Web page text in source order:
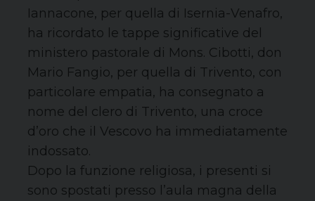
Iannacone, per quella di Isernia-Venafro,
ha ricordato le tappe significative del
ministero pastorale di Mons. Cibotti, don
Mario Fangio, per quella di Trivento, con
particolare empatia, ha consegnato a
nome del clero di Trivento, una croce
d’oro che il Vescovo ha immediatamente
indossato.
Dopo la funzione religiosa, i presenti si
sono spostati presso l’aula magna della